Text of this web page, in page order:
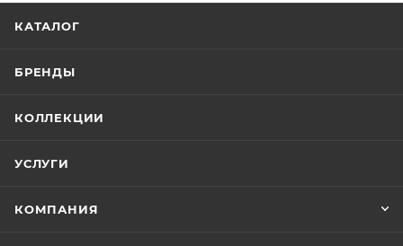
КАТАЛОГ
БРЕНДЫ
КОЛЛЕКЦИИ
УСЛУГИ
КОМПАНИЯ